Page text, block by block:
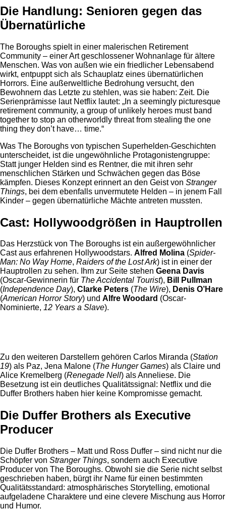
Die Handlung: Senioren gegen das
Übernatürliche
The Boroughs spielt in einer malerischen Retirement
Community – einer Art geschlossener Wohnanlage für ältere
Menschen. Was von außen wie ein friedlicher Lebensabend
wirkt, entpuppt sich als Schauplatz eines übernatürlichen
Horrors. Eine außerweltliche Bedrohung versucht, den
Bewohnern das Letzte zu stehlen, was sie haben: Zeit. Die
Serienprämisse laut Netflix lautet: „In a seemingly picturesque
retirement community, a group of unlikely heroes must band
together to stop an otherworldly threat from stealing the one
thing they don’t have… time.“
Was The Boroughs von typischen Superhelden-Geschichten
unterscheidet, ist die ungewöhnliche Protagonistengruppe:
Statt junger Helden sind es Rentner, die mit ihren sehr
menschlichen Stärken und Schwächen gegen das Böse
kämpfen. Dieses Konzept erinnert an den Geist von Stranger
Things, bei dem ebenfalls unvermutete Helden – in jenem Fall
Kinder – gegen übernatürliche Mächte antreten mussten.
Cast: Hollywoodgrößen in Hauptrollen
Das Herzstück von The Boroughs ist ein außergewöhnlicher
Cast aus erfahrenen Hollywoodstars. Alfred Molina (Spider-
Man: No Way Home, Raiders of the Lost Ark) ist in einer der
Hauptrollen zu sehen. Ihm zur Seite stehen Geena Davis
(Oscar-Gewinnerin für The Accidental Tourist), Bill Pullman
(Independence Day), Clarke Peters (The Wire), Denis O’Hare
(American Horror Story) und Alfre Woodard (Oscar-
Nominierte, 12 Years a Slave).
Zu den weiteren Darstellern gehören Carlos Miranda (Station
19) als Paz, Jena Malone (The Hunger Games) als Claire und
Alice Kremelberg (Renegade Nell) als Anneliese. Die
Besetzung ist ein deutliches Qualitätssignal: Netflix und die
Duffer Brothers haben hier keine Kompromisse gemacht.
Die Duffer Brothers als Executive
Producer
Die Duffer Brothers – Matt und Ross Duffer – sind nicht nur die
Schöpfer von Stranger Things, sondern auch Executive
Producer von The Boroughs. Obwohl sie die Serie nicht selbst
geschrieben haben, bürgt ihr Name für einen bestimmten
Qualitätsstandard: atmosphärisches Storytelling, emotional
aufgeladene Charaktere und eine clevere Mischung aus Horror
und Humor.